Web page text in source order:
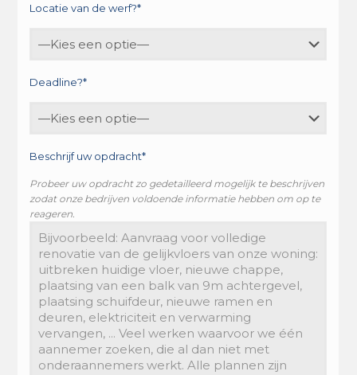
Locatie van de werf?*
Deadline?*
Beschrijf uw opdracht*
Probeer uw opdracht zo gedetailleerd mogelijk te beschrijven
zodat onze bedrijven voldoende informatie hebben om op te
reageren.